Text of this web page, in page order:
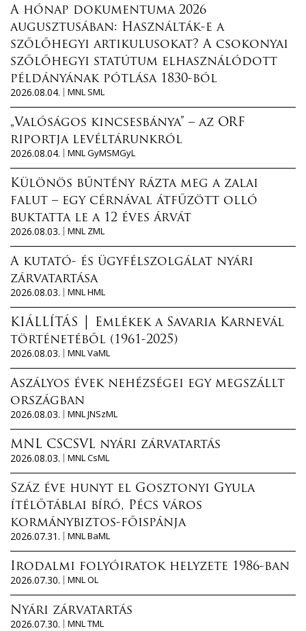
A hónap dokumentuma 2026
augusztusában: Használták-e a
szőlőhegyi artikulusokat? A csokonyai
szőlőhegyi statútum elhasználódott
példányának pótlása 1830-ból
2026.08.04.
MNL SML
„Valóságos kincsesbánya” – az ORF
riportja levéltárunkról
2026.08.04.
MNL GyMSMGyL
Különös bűntény rázta meg a zalai
falut – egy cérnával átfűzött olló
buktatta le a 12 éves árvát
2026.08.03.
MNL ZML
A kutató- és ügyfélszolgálat nyári
zárvatartása
2026.08.03.
MNL HML
KIÁLLÍTÁS │ Emlékek a Savaria Karnevál
történetéből (1961-2025)
2026.08.03.
MNL VaML
Aszályos évek nehézségei egy megszállt
országban
2026.08.03.
MNL JNSzML
MNL CSCSVL nyári zárvatartás
2026.08.03.
MNL CsML
Száz éve hunyt el Gosztonyi Gyula
ítélőtáblai bíró, Pécs város
kormánybiztos-főispánja
2026.07.31.
MNL BaML
Irodalmi folyóiratok helyzete 1986-ban
2026.07.30.
MNL OL
Nyári zárvatartás
2026.07.30.
MNL TML